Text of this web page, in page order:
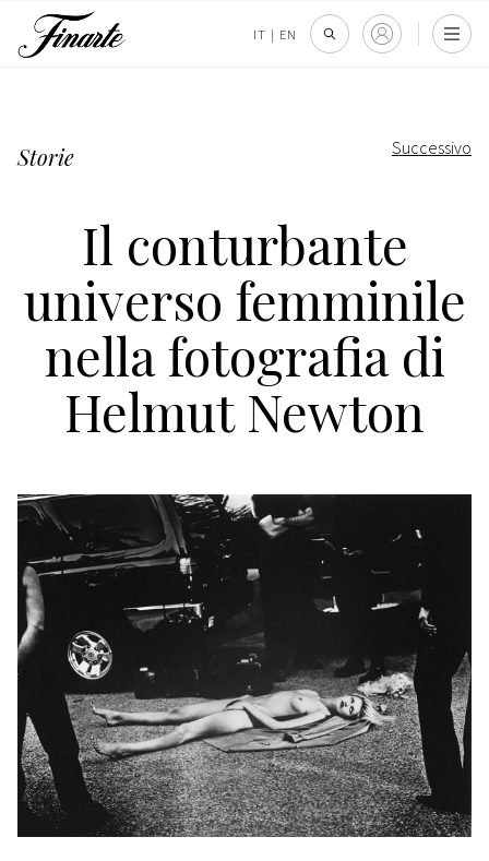
IT | EN
Storie Successivo
Il conturbante
universo femminile
nella fotografia di
Helmut Newton